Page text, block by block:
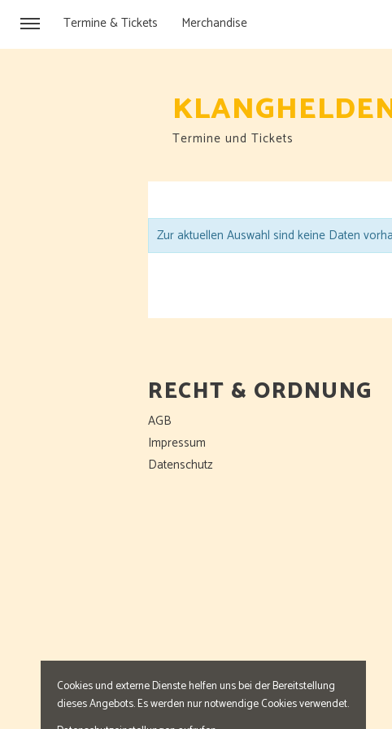
Termine & Tickets Merchandise
Termine und Tickets
Zur aktuellen Auswahl sind keine Daten
RECHT & ORDNUNG
AGB
Impressum
Datenschutz
Cookies und externe Dienste helfen uns bei der Bereitstellung
dieses Angebots. Es werden nur notwendige Cookies verwendet.